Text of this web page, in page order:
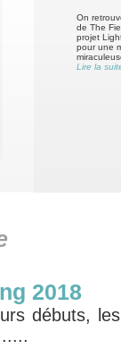
On
de The
projet
pour une
Lire la
2018
débuts,